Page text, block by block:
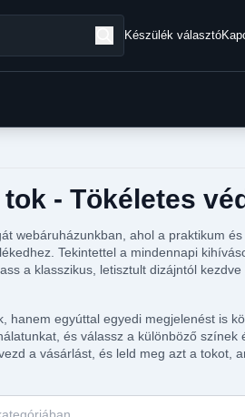
Készülék választó
- Tökéletes
webáruházunkban, ahol a praktikum
Tekintettel a mindennapi
a klasszikus, letisztult dizájntól
hanem egyúttal egyedi megjelenést is
és válassz a különböző
a vásárlást, és leld meg azt a tokot,